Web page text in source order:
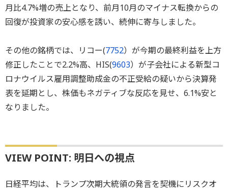
月比4.7%増の売上となり、前月10月のマイナス転換からの
回復が投資家の安心感を誘い、続伸に寄与しました。
その他の銘柄では、リコー(7752）が今期の最終利益を上方
修正したことで2.2%高、HIS(9603）が子会社による新型コ
ロナウイルス雇用調整助成金の不正受給の疑いから決算発
表を延期とし、株価もネガティブな反応を見せ、6.1%安と
なりました。
VIEW POINT: 明日への視点
日経平均は、トランプ次期大統領の発言を契機にリスクオ